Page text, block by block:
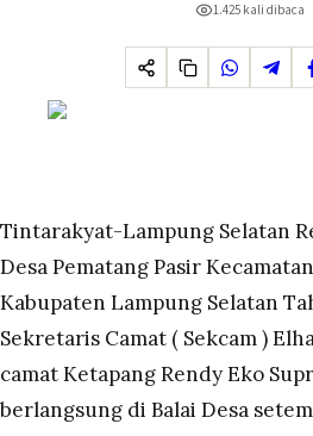
1.425 kali dibaca
Tintarakyat-Lampung Selatan
Desa Pematang Pasir
Kabupaten Lampung Selatan
Sekretaris Camat ( Sekcam )
camat Ketapang Rendy Eko
berlangsung di Balai Desa